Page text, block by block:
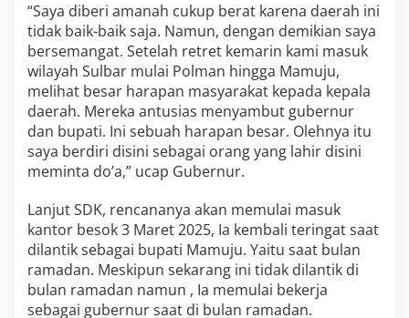
“Saya diberi amanah cukup berat karena daerah ini
tidak baik-baik saja. Namun, dengan demikian saya
bersemangat. Setelah retret kemarin kami masuk
wilayah Sulbar mulai Polman hingga Mamuju,
melihat besar harapan masyarakat kepada kepala
daerah. Mereka antusias menyambut gubernur
dan bupati. Ini sebuah harapan besar. Olehnya itu
saya berdiri disini sebagai orang yang lahir disini
meminta do’a,” ucap Gubernur.
Lanjut SDK, rencananya akan memulai masuk
kantor besok 3 Maret 2025, Ia kembali teringat saat
dilantik sebagai bupati Mamuju. Yaitu saat bulan
ramadan. Meskipun sekarang ini tidak dilantik di
bulan ramadan namun , Ia memulai bekerja
sebagai gubernur saat di bulan ramadan.